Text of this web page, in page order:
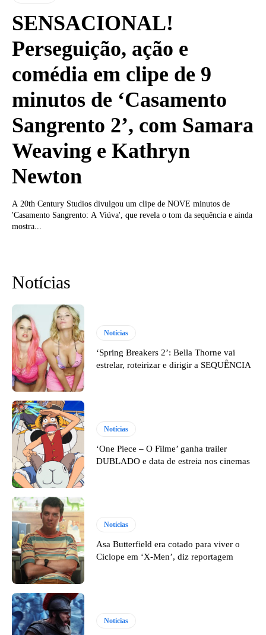
SENSACIONAL!
Perseguição, ação e
comédia em clipe de 9
minutos de ‘Casamento
Sangrento 2’, com Samara
Weaving e Kathryn
Newton
A 20th Century Studios divulgou um clipe de NOVE minutos de
'Casamento Sangrento: A Viúva', que revela o tom da sequência e ainda
mostra...
Notícias
Notícias
‘Spring Breakers 2’: Bella Thorne vai
estrelar, roteirizar e dirigir a SEQUÊNCIA
Notícias
‘One Piece – O Filme’ ganha trailer
DUBLADO e data de estreia nos cinemas
Notícias
Asa Butterfield era cotado para viver o
Ciclope em ‘X-Men’, diz reportagem
Notícias